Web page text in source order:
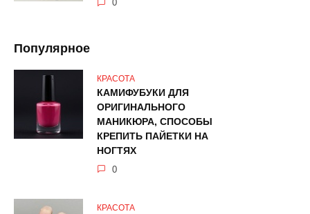
0
Популярное
КРАСОТА
КАМИФУБУКИ ДЛЯ
ОРИГИНАЛЬНОГО
МАНИКЮРА, СПОСОБЫ
КРЕПИТЬ ПАЙЕТКИ НА
НОГТЯХ
0
КРАСОТА